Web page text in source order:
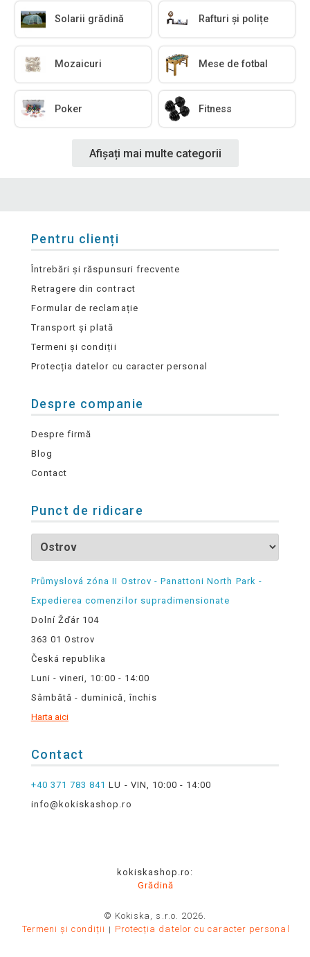
Solarii grădină Rafturi și polițe
Mozaicuri Mese de fotbal
Poker Fitness
Afișați mai multe categorii
Pentru clienți
Întrebări și răspunsuri frecvente
Retragere din contract
Formular de reclamație
Transport și plată
Termeni și condiții
Protecția datelor cu caracter personal
Despre companie
Despre firmă
Blog
Contact
Punct de ridicare
Průmyslová zóna II Ostrov - Panattoni North Park -
Expedierea comenzilor supradimensionate
Dolní Žďár 104
363 01 Ostrov
Česká republika
Luni - vineri, 10:00 - 14:00
Sâmbătă - duminică, închis
Harta aici
Contact
+40 371 783 841 LU - VIN, 10:00 - 14:00
info@kokiskashop.ro
kokiskashop.ro:
Grădină
© Kokiska, s.r.o. 2026.
Termeni și condiții
Protecția datelor cu caracter personal